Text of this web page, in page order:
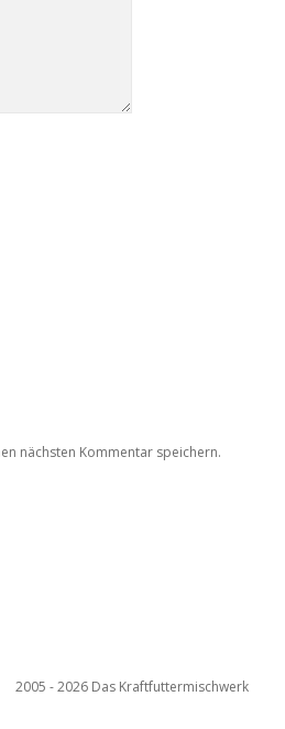
nächsten Kommentar speichern.
2005 - 2026 Das Kraftfuttermischwerk